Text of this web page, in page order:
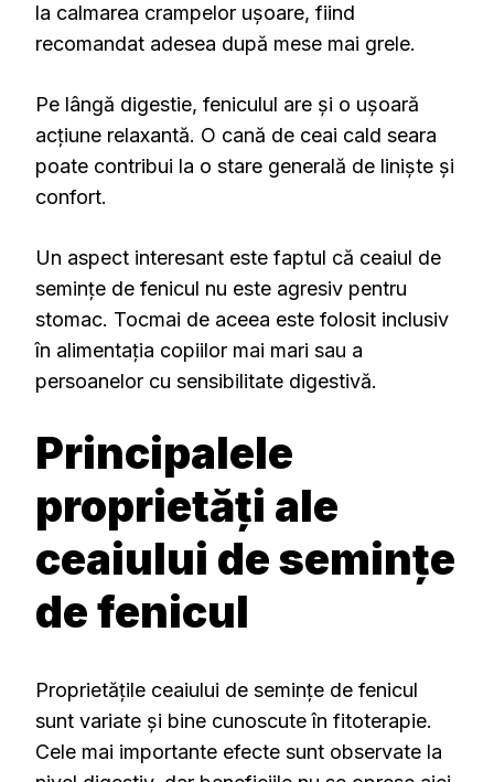
la calmarea crampelor ușoare, fiind
recomandat adesea după mese mai grele.
Pe lângă digestie, feniculul are și o ușoară
acțiune relaxantă. O cană de ceai cald seara
poate contribui la o stare generală de liniște și
confort.
Un aspect interesant este faptul că ceaiul de
semințe de fenicul nu este agresiv pentru
stomac. Tocmai de aceea este folosit inclusiv
în alimentația copiilor mai mari sau a
persoanelor cu sensibilitate digestivă.
Principalele
proprietăți ale
ceaiului de semințe
de fenicul
Proprietățile ceaiului de semințe de fenicul
sunt variate și bine cunoscute în fitoterapie.
Cele mai importante efecte sunt observate la